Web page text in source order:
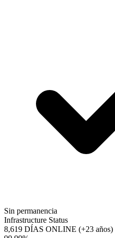
Sin permanencia
Infrastructure Status
8,619 DÍAS ONLINE (+23 años)